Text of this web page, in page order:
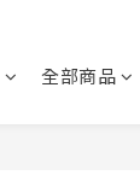
全部商品